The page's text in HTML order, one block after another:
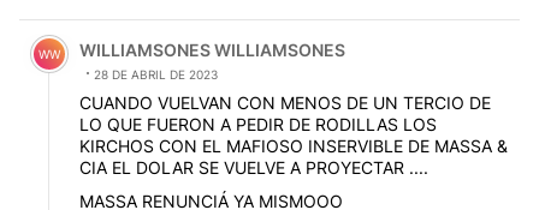
Comentario de WILLIAMSONES WILLIAMSONES.
WW WILLIAMSONES WILLIAMSONES
28 DE ABRIL DE 2023
CUANDO VUELVAN CON MENOS DE UN TERCIO DE
LO QUE FUERON A PEDIR DE RODILLAS LOS
KIRCHOS CON EL MAFIOSO INSERVIBLE DE MASSA &
CIA EL DOLAR SE VUELVE A PROYECTAR ....
MASSA RENUNCIÁ YA MISMOOO